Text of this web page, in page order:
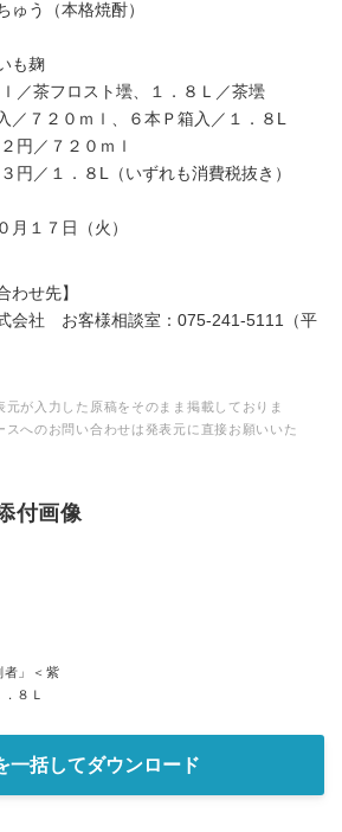
ゅう（本格焼酎）
も麹
／茶フロスト壜、１．８Ｌ／茶壜
／７２０ｍｌ、６本Ｐ箱入／１．８L
円／７２０ｍｌ
８L（いずれも消費税抜き）
月１７日（火）
わせ先】
会社 お客様相談室：075-241-5111（平
が入力した原稿をそのまま掲載しておりま
スへのお問い合わせは発表元に直接お願いいた
付画像
者」＜紫
８Ｌ
一括してダウンロード